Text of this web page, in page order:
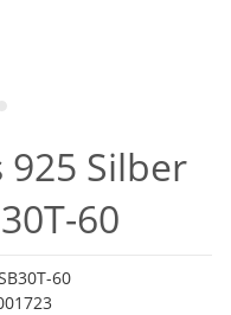
925 Silber
60
60